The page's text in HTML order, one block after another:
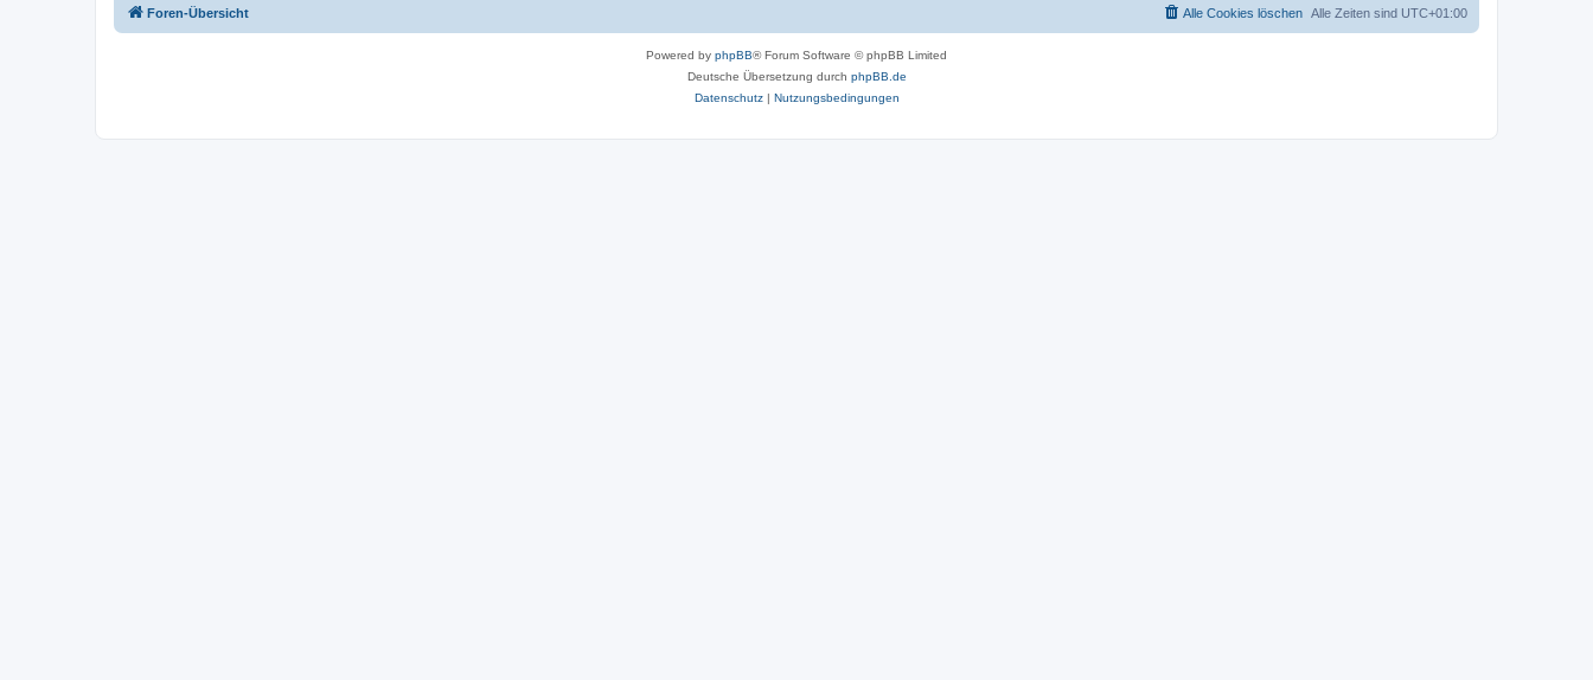
Foren-Übersicht Alle Zeiten sind UTC+01:00
Alle Cookies löschen
Powered by phpBB® Forum Software © phpBB Limited
Deutsche Übersetzung durch phpBB.de
Datenschutz| Nutzungsbedingungen